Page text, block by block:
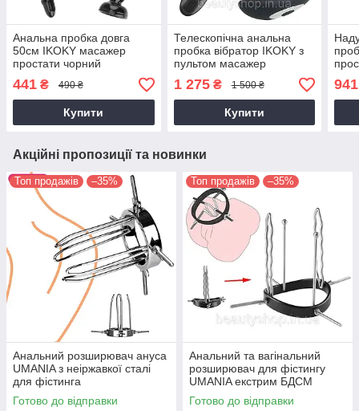
Анальна пробка довга
50см IKOKY масажер
простати чорний
стимулятор
441 ₴ 490 ₴
Купити
Телескопічна анальна
пробка вібратор IKOKY з
пультом масажер
простати чорна 14
режимів
1 275₴ 1 500 ₴
Купити
Акційні пропозиції та новинки
Топ продажів –35%
Анальний розширювач ануса
UMANIA з неіржавкої сталі
для фістинга
Готово до відправки
Топ продажів –35%
Анальний та вагінальний
розширювач для фістингу
UMANIA екстрим БДСМ
регульований
Готово до відправки